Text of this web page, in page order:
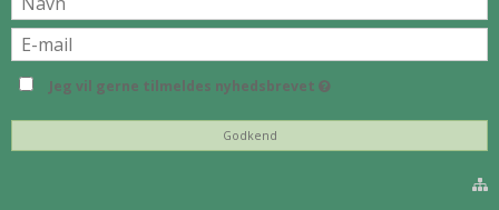
Jeg vil gerne tilmeldes nyhedsbrevet
Godkend